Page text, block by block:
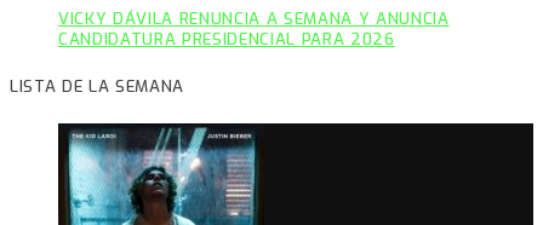
VICKY DÁVILA RENUNCIA A SEMANA Y ANUNCIA
CANDIDATURA PRESIDENCIAL PARA 2026
LISTA DE LA SEMANA